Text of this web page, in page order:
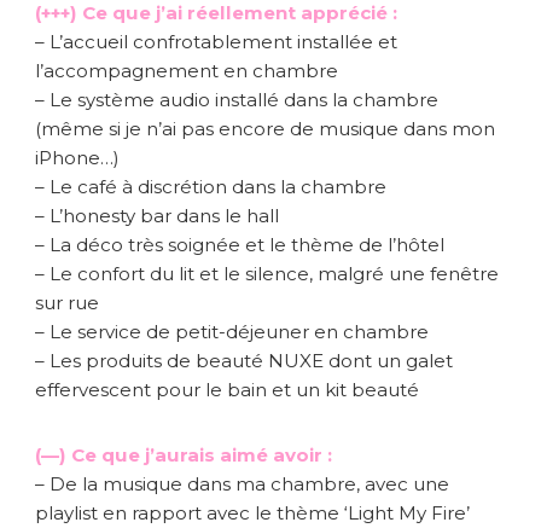
(+++) Ce que j’ai réellement apprécié :
– L’accueil confrotablement installée et
l’accompagnement en chambre
– Le système audio installé dans la chambre
(même si je n’ai pas encore de musique dans mon
iPhone…)
– Le café à discrétion dans la chambre
– L’honesty bar dans le hall
– La déco très soignée et le thème de l’hôtel
– Le confort du lit et le silence, malgré une fenêtre
sur rue
– Le service de petit-déjeuner en chambre
– Les produits de beauté NUXE dont un galet
effervescent pour le bain et un kit beauté
(—) Ce que j’aurais aimé avoir :
– De la musique dans ma chambre, avec une
playlist en rapport avec le thème ‘Light My Fire’